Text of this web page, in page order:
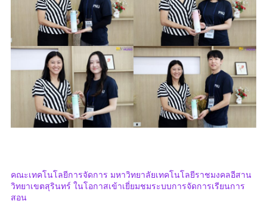
คณะเทคโนโลยีการจัดการ มหาวิทยาลัยเทคโนโลยีราชมงคลอีสาน
วิทยาเขตสุรินทร์ ในโอกาสเข้าเยี่ยมชมระบบการจัดการเรียนการ
สอน